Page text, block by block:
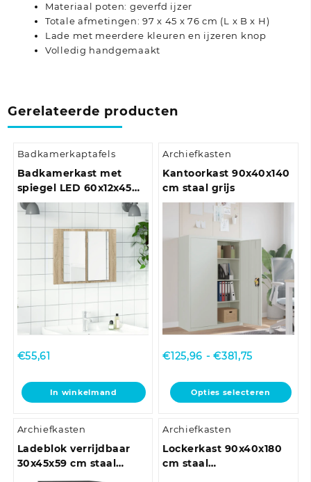
Materiaal poten: geverfd ijzer
Totale afmetingen: 97 x 45 x 76 cm (L x B x H)
Lade met meerdere kleuren en ijzeren knop
Volledig handgemaakt
Gerelateerde producten
Badkamerkaptafels
Badkamerkast met
spiegel LED 60x12x45
acryl sonoma
eikenkleurig
€55,61
In winkelmand
Archiefkasten
Kantoorkast 90x40x140
cm staal grijs
€125,96 - €381,75
tot
€381,75
Opties selecteren
Dit
product
meerdere
variaties.
Deze
Archiefkasten
Ladeblok verrijdbaar
30x45x59 cm staal
antracietkleurig
Archiefkasten
Lockerkast 90x40x180
cm staal